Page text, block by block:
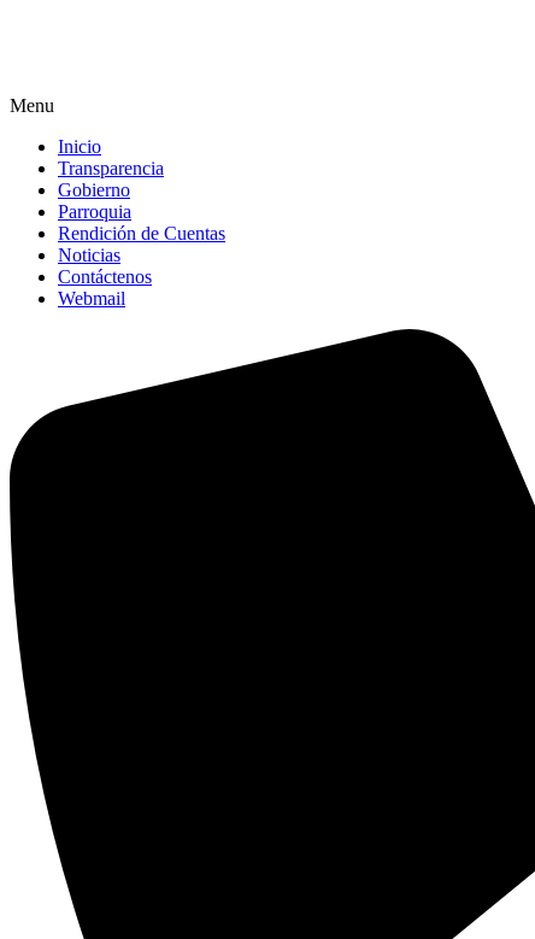
Menu
Inicio
Transparencia
Gobierno
Parroquia
Rendición de Cuentas
Noticias
Contáctenos
Webmail